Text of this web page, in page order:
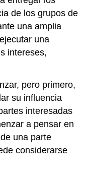
de los grupos de
una amplia
una
intereses,
pero primero,
su influencia
interesadas
a pensar en
una parte
considerarse